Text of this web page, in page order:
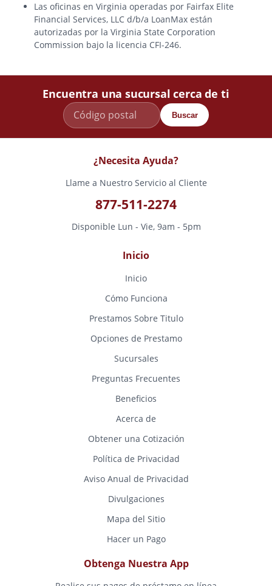
Las oficinas en Virginia operadas por Fairfax Elite
Financial Services, LLC d/b/a LoanMax están
autorizadas por la Virginia State Corporation
Commission bajo la licencia CFI-246.
Encuentra una sucursal cerca de ti
Buscar
¿Necesita Ayuda?
Llame a Nuestro Servicio al Cliente
877-511-2274
Disponible Lun - Vie, 9am - 5pm
Inicio
Inicio
Cómo Funciona
Prestamos Sobre Titulo
Opciones de Prestamo
Sucursales
Preguntas Frecuentes
Beneficios
Acerca de
Obtener una Cotización
Política de Privacidad
Aviso Anual de Privacidad
Divulgaciones
Mapa del Sitio
Hacer un Pago
Obtenga Nuestra App